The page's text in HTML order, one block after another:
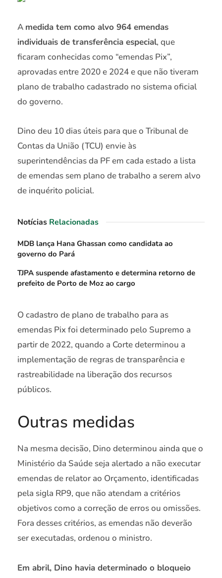
A medida tem como alvo 964 emendas
individuais de transferência especial, que
ficaram conhecidas como “emendas Pix”,
aprovadas entre 2020 e 2024 e que não tiveram
plano de trabalho cadastrado no sistema oficial
do governo.
Dino deu 10 dias úteis para que o Tribunal de
Contas da União (TCU) envie às
superintendências da PF em cada estado a lista
de emendas sem plano de trabalho a serem alvo
de inquérito policial.
Notícias Relacionadas
MDB lança Hana Ghassan como candidata ao
governo do Pará
TJPA suspende afastamento e determina retorno de
prefeito de Porto de Moz ao cargo
O cadastro de plano de trabalho para as
emendas Pix foi determinado pelo Supremo a
partir de 2022, quando a Corte determinou a
implementação de regras de transparência e
rastreabilidade na liberação dos recursos
públicos.
Outras medidas
Na mesma decisão, Dino determinou ainda que o
Ministério da Saúde seja alertado a não executar
emendas de relator ao Orçamento, identificadas
pela sigla RP9, que não atendam a critérios
objetivos como a correção de erros ou omissões.
Fora desses critérios, as emendas não deverão
ser executadas, ordenou o ministro.
Em abril, Dino havia determinado o bloqueio